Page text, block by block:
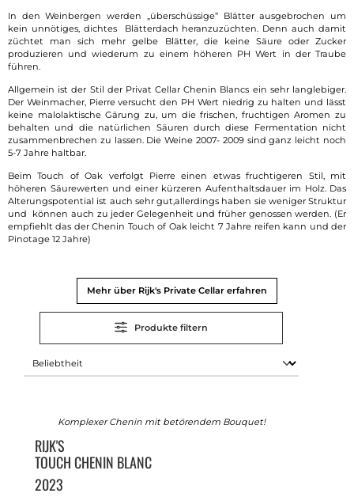
In den Weinbergen werden „überschüssige“ Blätter ausgebrochen um
kein unnötiges, dichtes Blätterdach heranzuzüchten. Denn auch damit
züchtet man sich mehr gelbe Blätter, die keine Säure oder Zucker
produzieren und wiederum zu einem höheren PH Wert in der Traube
führen.
Allgemein ist der Stil der Privat Cellar Chenin Blancs ein sehr langlebiger.
Der Weinmacher, Pierre versucht den PH Wert niedrig zu halten und lässt
keine malolaktische Gärung zu, um die frischen, fruchtigen Aromen zu
behalten und die natürlichen Säuren durch diese Fermentation nicht
zusammenbrechen zu lassen. Die Weine 2007- 2009 sind ganz leicht noch
5-7 Jahre haltbar.
Beim Touch of Oak verfolgt Pierre einen etwas fruchtigeren Stil, mit
höheren Säurewerten und einer kürzeren Aufenthaltsdauer im Holz. Das
Alterungspotential ist auch sehr gut,allerdings haben sie weniger Struktur
und können auch zu jeder Gelegenheit und früher genossen werden. (Er
empfiehlt das der Chenin Touch of Oak leicht 7 Jahre reifen kann und der
Pinotage 12 Jahre)
Mehr über Rijk's Private Cellar erfahren
Produkte filtern
Komplexer Chenin mit betörendem Bouquet!
RIJK'S
TOUCH CHENIN BLANC
2023